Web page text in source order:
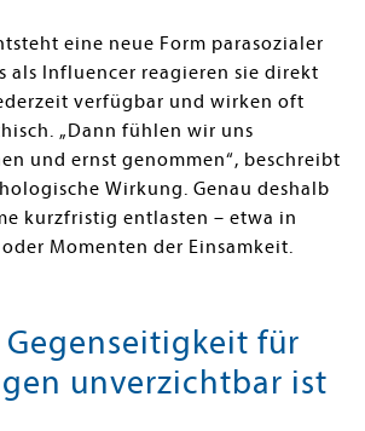
eine neue Form parasozialer
als Influencer reagieren sie direkt
verfügbar und wirken oft
„Dann fühlen wir uns
und ernst genommen“, beschreibt
Wirkung. Genau deshalb
kurzfristig entlasten – etwa in
Momenten der Einsamkeit.
Gegenseitigkeit für
unverzichtbar ist